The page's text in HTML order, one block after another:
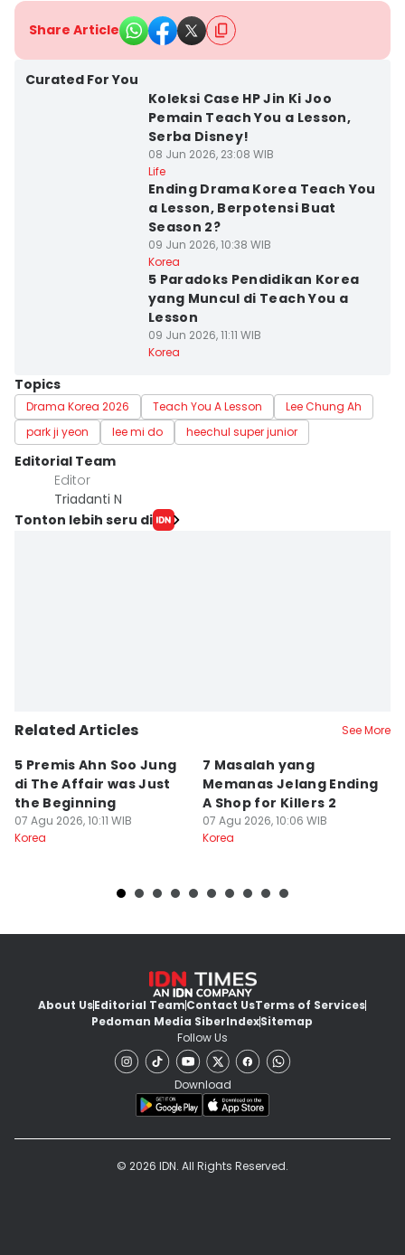
Share Article
Curated For You
Koleksi Case HP Jin Ki Joo
Pemain Teach You a Lesson,
Serba Disney!
08 Jun 2026, 23:08 WIB
Life
Ending Drama Korea Teach You
a Lesson, Berpotensi Buat
Season 2?
09 Jun 2026, 10:38 WIB
Korea
5 Paradoks Pendidikan Korea
yang Muncul di Teach You a
Lesson
09 Jun 2026, 11:11 WIB
Korea
Topics
Drama Korea 2026 Teach You A Lesson
Lee Chung Ah
park ji yeon
lee mi do heechul super junior
Editorial Team
Editor
Triadanti N
Tonton lebih seru di
Related Articles See More
5 Premis Ahn Soo Jung
di The Affair was Just
the Beginning
07 Agu 2026, 10:11 WIB
Korea
7 Masalah yang
Memanas Jelang Ending
A Shop for Killers 2
07 Agu 2026, 10:06 WIB
Korea
About UsEditorial TeamContact UsTerms of Services
Pedoman Media SiberIndexSitemap
Follow Us
Download
© 2026 IDN. All Rights Reserved.